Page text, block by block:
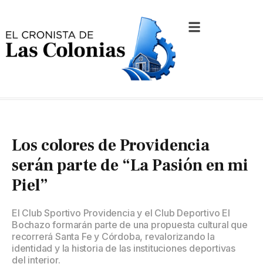
Los colores de Providencia
serán parte de “La Pasión en mi
Piel”
El Club Sportivo Providencia y el Club Deportivo El
Bochazo formarán parte de una propuesta cultural que
recorrerá Santa Fe y Córdoba, revalorizando la
identidad y la historia de las instituciones deportivas
del interior.